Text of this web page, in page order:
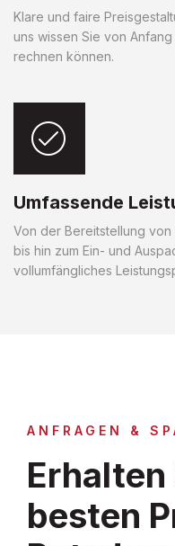
Klare und faire
uns wissen Sie von
rechnen können.
Umfassende
Von der Bereitstellung
bis hin zum Ein- und
vollumfängliches
ANFRAGEN &
Erhalten
besten